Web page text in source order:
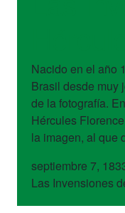
Nacido en el año
Brasil desde muy
de la fotografía.
Hércules
la imagen, al que
septiembre 7,
Las Invensiones